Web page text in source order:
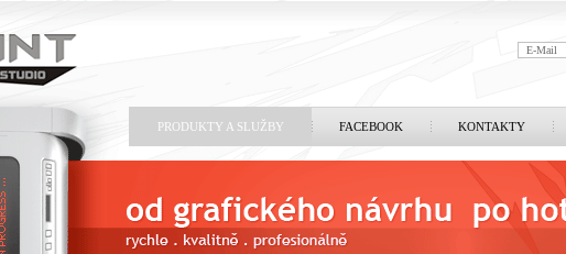
PRODUKTY A SLUŽBY FACEBOOK KONTAKTY